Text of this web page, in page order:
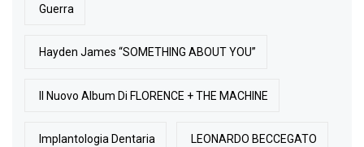
Guerra
Hayden James “SOMETHING ABOUT YOU”
Il Nuovo Album Di FLORENCE + THE MACHINE
Implantologia Dentaria LEONARDO BECCEGATO